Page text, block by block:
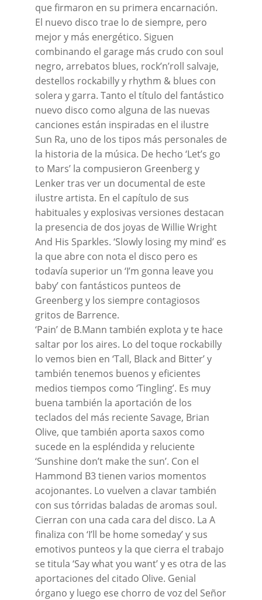
que firmaron en su primera encarnación.
El nuevo disco trae lo de siempre, pero
mejor y más energético. Siguen
combinando el garage más crudo con soul
negro, arrebatos blues, rock’n’roll salvaje,
destellos rockabilly y rhythm & blues con
solera y garra. Tanto el título del fantástico
nuevo disco como alguna de las nuevas
canciones están inspiradas en el ilustre
Sun Ra, uno de los tipos más personales de
la historia de la música. De hecho ‘Let’s go
to Mars’ la compusieron Greenberg y
Lenker tras ver un documental de este
ilustre artista. En el capítulo de sus
habituales y explosivas versiones destacan
la presencia de dos joyas de Willie Wright
And His Sparkles. ‘Slowly losing my mind’ es
la que abre con nota el disco pero es
todavía superior un ‘I’m gonna leave you
baby’ con fantásticos punteos de
Greenberg y los siempre contagiosos
gritos de Barrence.
‘Pain’ de B.Mann también explota y te hace
saltar por los aires. Lo del toque rockabilly
lo vemos bien en ‘Tall, Black and Bitter’ y
también tenemos buenos y eficientes
medios tiempos como ‘Tingling’. Es muy
buena también la aportación de los
teclados del más reciente Savage, Brian
Olive, que también aporta saxos como
sucede en la espléndida y reluciente
‘Sunshine don’t make the sun’. Con el
Hammond B3 tienen varios momentos
acojonantes. Lo vuelven a clavar también
con sus tórridas baladas de aromas soul.
Cierran con una cada cara del disco. La A
finaliza con ‘I’ll be home someday’ y sus
emotivos punteos y la que cierra el trabajo
se titula ‘Say what you want’ y es otra de las
aportaciones del citado Olive. Genial
órgano y luego ese chorro de voz del Señor